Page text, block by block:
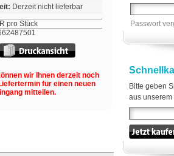
Derzeit nicht lieferbar
pro Stück
wir Ihnen derzeit noch
für einen neuen
mitteilen.
Passwort
Bitte geben
aus